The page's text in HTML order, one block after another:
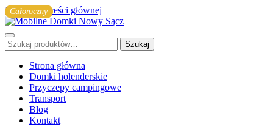
Przejdź do treści głównej
Szukaj: Szukaj
Strona główna
Domki holenderskie
Przyczepy campingowe
Transport
Blog
Kontakt
Całoroczny